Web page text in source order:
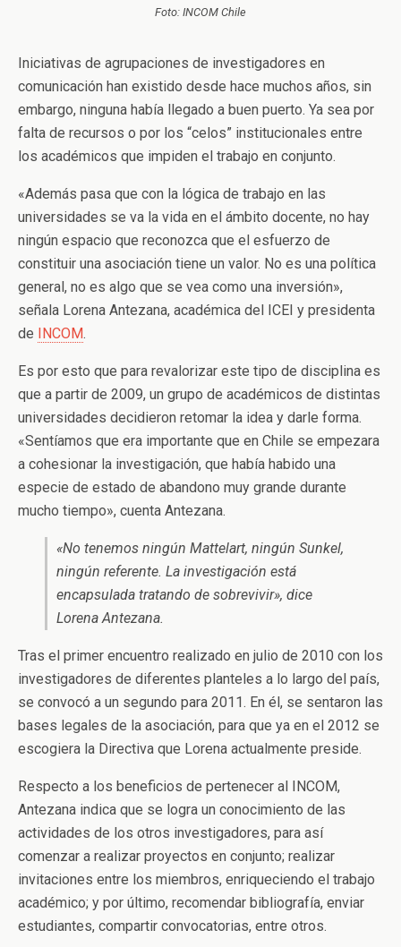
Foto: INCOM Chile
Iniciativas de agrupaciones de investigadores en
comunicación han existido desde hace muchos años, sin
embargo, ninguna había llegado a buen puerto. Ya sea por
falta de recursos o por los “celos” institucionales entre
los académicos que impiden el trabajo en conjunto.
«Además pasa que con la lógica de trabajo en las
universidades se va la vida en el ámbito docente, no hay
ningún espacio que reconozca que el esfuerzo de
constituir una asociación tiene un valor. No es una política
general, no es algo que se vea como una inversión»,
señala Lorena Antezana, académica del ICEI y presidenta
de INCOM.
Es por esto que para revalorizar este tipo de disciplina es
que a partir de 2009, un grupo de académicos de distintas
universidades decidieron retomar la idea y darle forma.
«Sentíamos que era importante que en Chile se empezara
a cohesionar la investigación, que había habido una
especie de estado de abandono muy grande durante
mucho tiempo», cuenta Antezana.
«No tenemos ningún Mattelart, ningún Sunkel,
ningún referente. La investigación está
encapsulada tratando de sobrevivir», dice
Lorena Antezana.
Tras el primer encuentro realizado en julio de 2010 con los
investigadores de diferentes planteles a lo largo del país,
se convocó a un segundo para 2011. En él, se sentaron las
bases legales de la asociación, para que ya en el 2012 se
escogiera la Directiva que Lorena actualmente preside.
Respecto a los beneficios de pertenecer al INCOM,
Antezana indica que se logra un conocimiento de las
actividades de los otros investigadores, para así
comenzar a realizar proyectos en conjunto; realizar
invitaciones entre los miembros, enriqueciendo el trabajo
académico; y por último, recomendar bibliografía, enviar
estudiantes, compartir convocatorias, entre otros.